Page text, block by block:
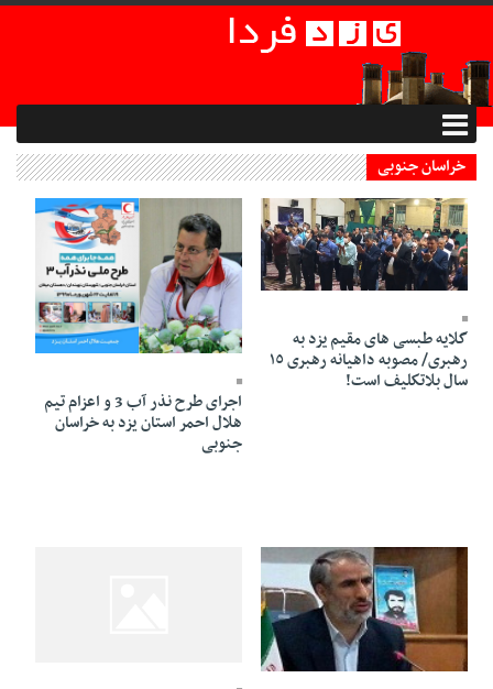
خراسان جنوبی
18 Ordibehesht 1401 - 16:28
گلايه طبسی های مقيم يزد به
رهبری/ مصوبه داهيانه رهبری ١٥
سال بلاتكليف است!
20 Shahrivar 1399 - 16:41
اجرای طرح نذر آب 3 و اعزام تیم
هلال احمر استان یزد به خراسان
جنوبی